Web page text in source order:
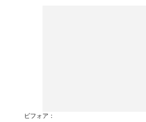
ビフォア：